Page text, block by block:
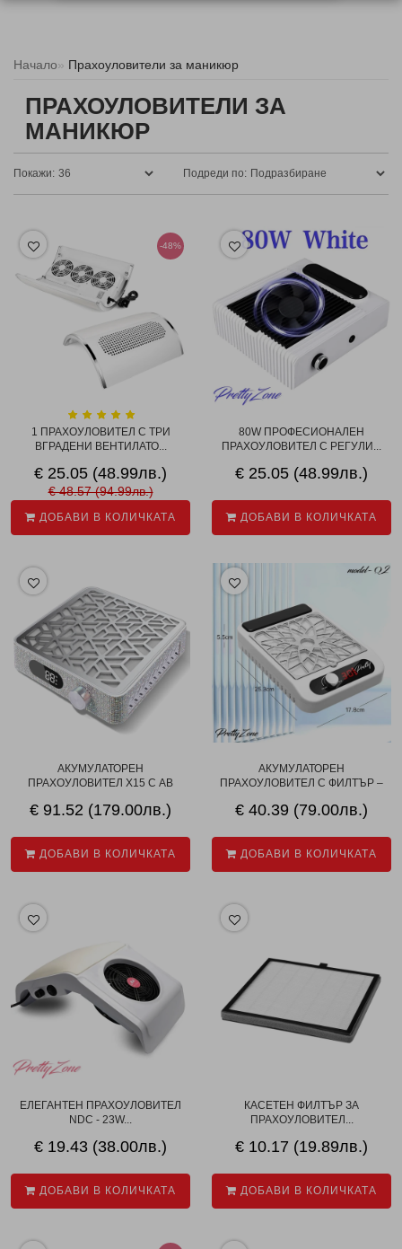
Начало Прахоуловители за маникюр
ПРАХОУЛОВИТЕЛИ ЗА
МАНИКЮР
Подреди по:
Покажи:
-48%
1 ПРАХОУЛОВИТЕЛ С ТРИ
ВГРАДЕНИ ВЕНТИЛАТО...
€ 25.05 (48.99лв.)
€ 48.57 (94.99лв.)
ДОБАВИ В КОЛИЧКАТА
80W ПРОФЕСИОНАЛЕН
ПРАХОУЛОВИТЕЛ С РЕГУЛИ...
€ 25.05 (48.99лв.)
ДОБАВИ В КОЛИЧКАТА
АКУМУЛАТОРЕН
ПРАХОУЛОВИТЕЛ X15 С AB
€ 91.52 (179.00лв.)
ДОБАВИ В КОЛИЧКАТА
АКУМУЛАТОРЕН
ПРАХОУЛОВИТЕЛ С ФИЛТЪР –
€ 40.39 (79.00лв.)
ДОБАВИ В КОЛИЧКАТА
ЕЛЕГАНТЕН ПРАХОУЛОВИТЕЛ
NDC - 23W...
€ 19.43 (38.00лв.)
ДОБАВИ В КОЛИЧКАТА
КАСЕТЕН ФИЛТЪР ЗА
ПРАХОУЛОВИТЕЛ...
€ 10.17 (19.89лв.)
ДОБАВИ В КОЛИЧКАТА